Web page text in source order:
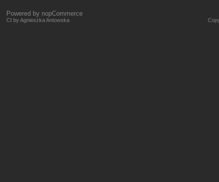
Powered by nopCommerce
CI by Agnieszka Antowska